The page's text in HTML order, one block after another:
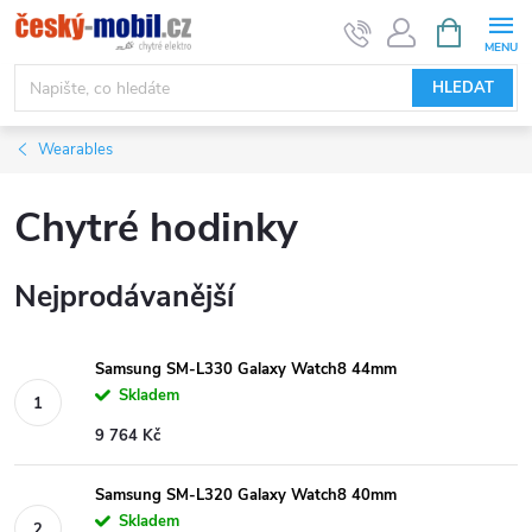
Přejít
na
obsah
HLEDAT
NÁKUPNÍ
KOŠÍK
Wearables
Chytré hodinky
Nejprodávanější
Samsung SM-L330 Galaxy Watch8 44mm
Skladem
9 764 Kč
Samsung SM-L320 Galaxy Watch8 40mm
Skladem